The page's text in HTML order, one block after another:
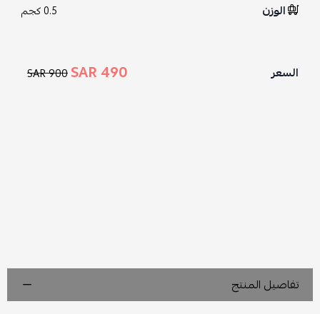
الوزن 0.5 كجم
السعر 490 SAR
900 SAR
تفاصيل المنتج